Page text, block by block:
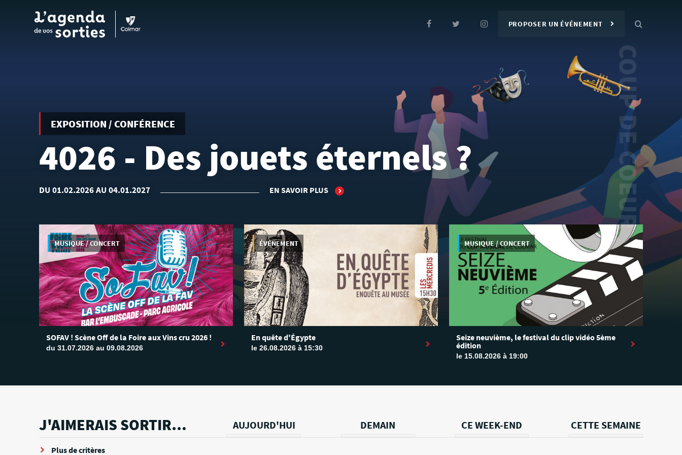
PROPOSER UN ÉVÉNEMENT
EXPOSITION / CONFÉRENCE
4026 - Des jouets éternels ?
DU 01.02.2026 AU 04.01.2027 EN SAVOIR PLUS
MUSIQUE / CONCERT
SOFAV ! Scène Off de la Foire aux Vins cru 2026 !
du 31.07.2026 au 09.08.2026
ÉVÉNEMENT
En quête d'Égypte
le 26.08.2026 à 15:30
MUSIQUE / CONCERT
Seize neuvième, le festival du clip vidéo 5ème
édition
le 15.08.2026 à 19:00
J'AIMERAIS SORTIR… AUJOURD'HUI DEMAIN CE WEEK-END CETTE SEMAINE
Plus de critères